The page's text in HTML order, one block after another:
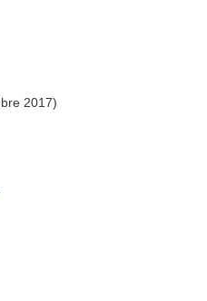
2017)